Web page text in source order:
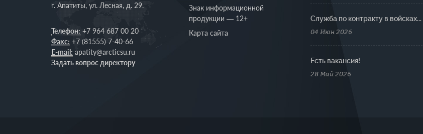
г. Апатиты, ул. Лесная, д. 29.
Телефон: +7 964 687 00 20
Факс: +7 (81555) 7-40-66
E-mail: apatity@arcticsu.ru
Задать вопрос директору
Знак информационной
продукции — 12+
Карта сайта
Cлужба по контракту в войсках...
04 Июн 2026
Есть вакансия!
28 Май 2026